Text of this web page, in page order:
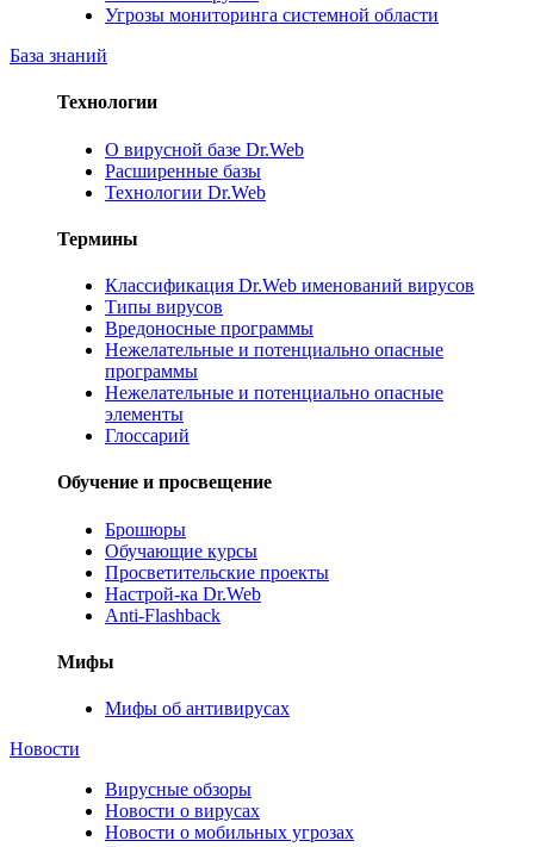
Угрозы мониторинга системной области
База знаний
Технологии
О вирусной базе Dr.Web
Расширенные базы
Технологии Dr.Web
Термины
Классификация Dr.Web именований вирусов
Типы вирусов
Вредоносные программы
Нежелательные и потенциально опасные
программы
Нежелательные и потенциально опасные
элементы
Глоссарий
Обучение и просвещение
Брошюры
Обучающие курсы
Просветительские проекты
Настрой-ка Dr.Web
Anti-Flashback
Мифы
Мифы об антивирусах
Новости
Вирусные обзоры
Новости о вирусах
Новости о мобильных угрозах